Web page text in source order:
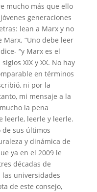
mucho más que ello
generaciones
lean a Marx y no
“Uno debe leer
“y Marx es el
XIX y XX. No hay
en términos
ni por la
mi mensaje a la
la pena
leerle, leerle y leerle.
de sus últimos
y dinámica de
ya en el 2009 le
décadas de
universidades
de este consejo,